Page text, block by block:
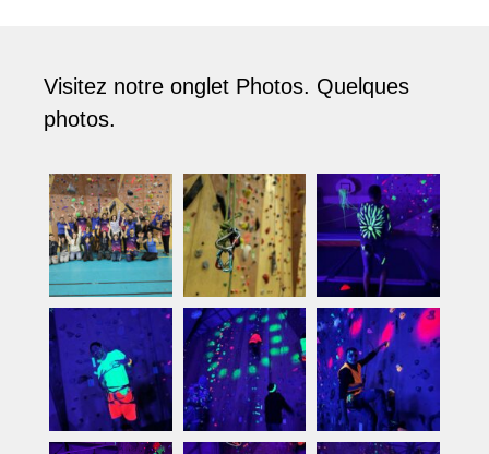
Visitez notre onglet Photos. Quelques
photos.